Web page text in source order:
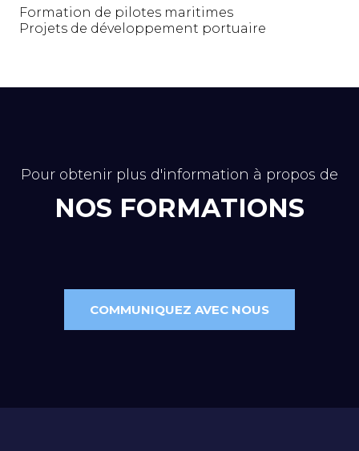
Formation de pilotes maritimes
Projets de développement portuaire
Pour obtenir plus d'information à propos de
NOS FORMATIONS
COMMUNIQUEZ AVEC NOUS